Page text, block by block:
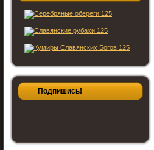
Подпишись!